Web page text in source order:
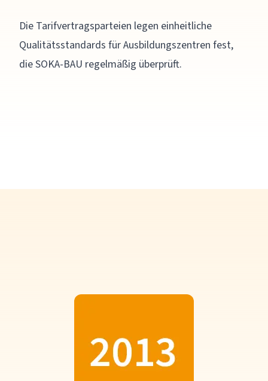
Die Tarifvertragsparteien legen einheitliche
Qualitätsstandards für Ausbildungszentren fest,
die SOKA-BAU regelmäßig überprüft.